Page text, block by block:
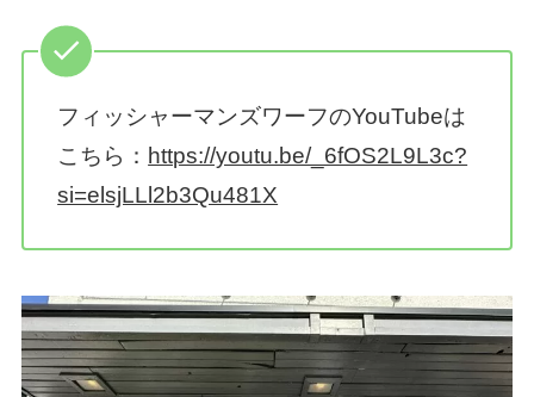
フィッシャーマンズワーフのYouTubeは
こちら： https://youtu.be/_6fOS2L9L3c?
si=elsjLLl2b3Qu481X